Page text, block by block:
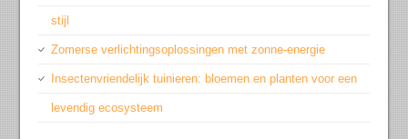
stijl
Zomerse verlichtingsoplossingen met zonne-energie
Insectenvriendelijk tuinieren: bloemen en planten voor een
levendig ecosysteem